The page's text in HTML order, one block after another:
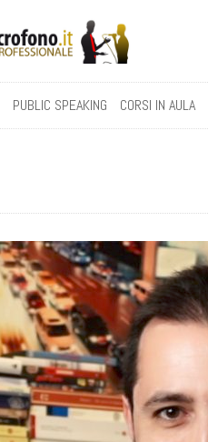
PUBLIC SPEAKING CORSI IN AULA